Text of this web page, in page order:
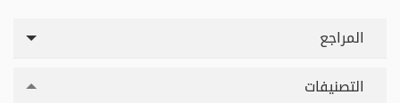
المراجع
التصنيفات